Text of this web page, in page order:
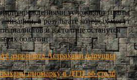
учреждениями усложняют планы
в результате которых могут
и в столице останутся
больниц.
аэропорта Астрахани нарушил
иномарку в ДТП об столб